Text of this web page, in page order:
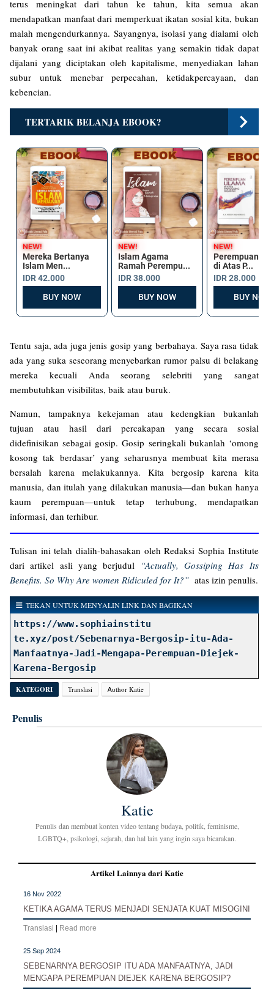
terus meningkat dari tahun ke tahun, kita semua akan
mendapatkan manfaat dari memperkuat ikatan sosial kita, bukan
malah mengendurkannya. Sayangnya, isolasi yang dialami oleh
banyak orang saat ini akibat realitas yang semakin tidak dapat
dijalani yang diciptakan oleh kapitalisme, menyediakan lahan
subur untuk menebar perpecahan, ketidakpercayaan, dan
kebencian.
TERTARIK BELANJA EBOOK?
Tentu saja, ada juga jenis gosip yang berbahaya. Saya rasa tidak
ada yang suka seseorang menyebarkan rumor palsu di belakang
mereka kecuali Anda seorang selebriti yang sangat
membutuhkan visibilitas, baik atau buruk.
Namun, tampaknya kekejaman atau kedengkian bukanlah
tujuan atau hasil dari percakapan yang secara sosial
didefinisikan sebagai gosip. Gosip seringkali bukanlah ‘omong
kosong tak berdasar’ yang seharusnya membuat kita merasa
bersalah karena melakukannya. Kita bergosip karena kita
manusia, dan itulah yang dilakukan manusia—dan bukan hanya
kaum perempuan—untuk tetap terhubung, mendapatkan
informasi, dan terhibur.
Tulisan ini telah dialih-bahasakan oleh Redaksi Sophia Institute
dari artikel asli yang berjudul “Actually, Gossiping Has Its
Benefits. So Why Are women Ridiculed for It?” atas izin penulis.
TEKAN UNTUK MENYALIN LINK DAN BAGIKAN
https://www.sophiainstitu
te.xyz/post/Sebenarnya-Bergosip-itu-Ada-
Manfaatnya-Jadi-Mengapa-Perempuan-Diejek-
Karena-Bergosip
KATEGORI Translasi Ꭺuthor Katie
Penulis
Katie
Penulis dan membuat konten video tentang budaya, politik, feminisme,
LGBTQ+, psikologi, sejarah, dan hal lain yang ingin saya bicarakan.
Artikel Lainnya dari Katie
16 Nov 2022
KETIKA AGAMA TERUS MENJADI SENJATA KUAT MISOGINI
Translasi Read more
25 Sep 2024
SEBENARNYA BERGOSIP ITU ADA MANFAATNYA, JADI
MENGAPA PEREMPUAN DIEJEK KARENA BERGOSIP?